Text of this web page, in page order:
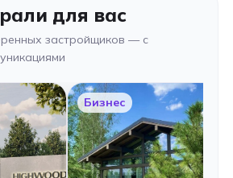
для вас
застройщиков — с
Бизнес